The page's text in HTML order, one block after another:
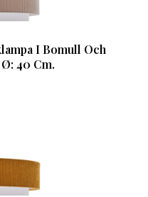
I Bomull Och
40 Cm.